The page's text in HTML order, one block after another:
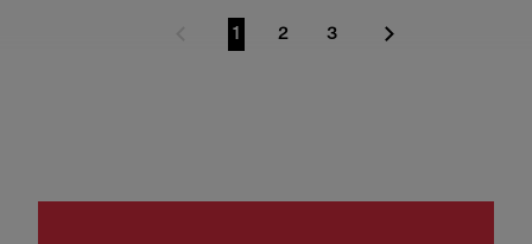
Página anterior
Ir para a página
1
Ir para a página
2
Ir para a página
3
Próxima página